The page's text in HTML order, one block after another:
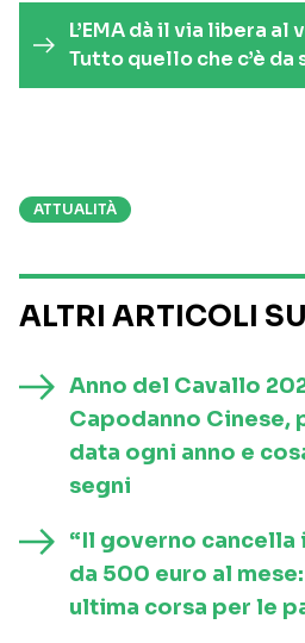
L’EMA dà il via libera
Tutto quello che c’è da
ATTUALITÀ
ALTRI ARTICOLI SU
Anno del Cavallo
Capodanno Cinese,
data ogni anno e
segni
“Il governo cancella
da 500 euro al
ultima corsa per le